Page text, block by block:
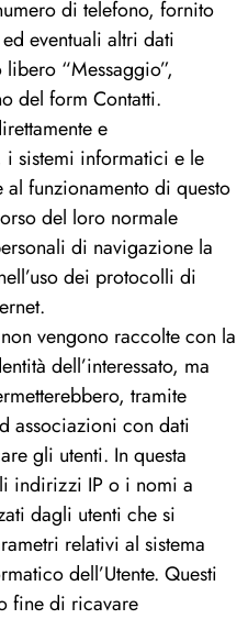
di telefono, fornito
eventuali altri dati
“Messaggio”,
del form Contatti.
e
i sistemi informatici e le
funzionamento di questo
del loro normale
di navigazione la
dei protocolli di
vengono raccolte con la
dell’interessato, ma
tramite
associazioni con dati
gli utenti. In questa
indirizzi IP o i nomi a
dagli utenti che si
relativi al sistema
dell’Utente. Questi
fine di ricavare